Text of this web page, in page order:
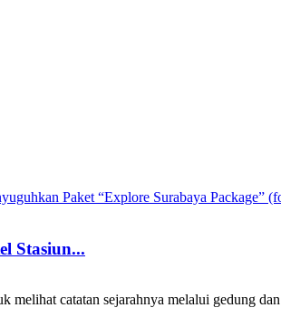
Stasiun...
catatan sejarahnya melalui gedung